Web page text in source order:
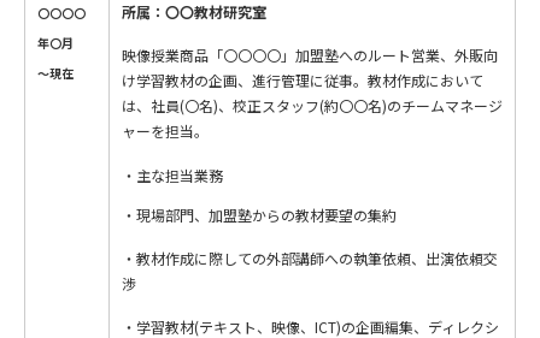
〇〇〇〇
年〇月
～現在
所属：〇〇教材研究室
映像授業商品「〇〇〇〇」加盟塾へのルート営業、外販向
け学習教材の企画、進行管理に従事。教材作成において
は、社員(〇名)、校正スタッフ(約〇〇名)のチームマネージ
ャーを担当。
主な担当業務
・現場部門、加盟塾からの教材要望の集約
・教材作成に際しての外部講師への執筆依頼、出演依頼交
渉
・学習教材(テキスト、映像、ICT)の企画編集、ディレクシ